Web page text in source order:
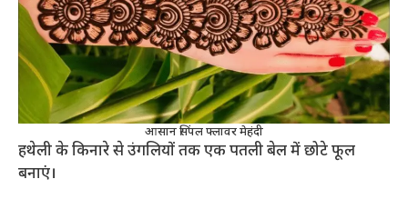
आसान सिंपल फ्लावर मेहंदी
हथेली के किनारे से उंगलियों तक एक पतली बेल में छोटे फूल
बनाएं।